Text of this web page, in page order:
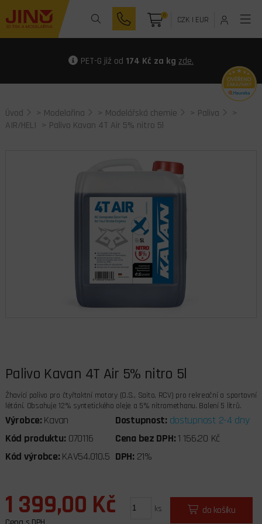
0 CZK| EUR
PET-G již od 174 Kč za kg zde.
Úvod > Modelařina > Modelářská chemie > Paliva
>
AIR/HELI > Palivo Kavan 4T Air 5% nitro 5l
Palivo Kavan 4T Air 5% nitro 5l
Žhavící palivo pro čtyřtaktní motory (O.S., Saito, RCV) pro rekreační a sportovní
létání. Obsahuje 12% syntetického oleje a 5% nitromethanu. Balení 5 litrů.
Výrobce: Kavan Dostupnost: dostupnost 2-4 dny
Kód produktu: 070116 Cena bez DPH:1 156,20 Kč
Kód výrobce: KAV54.010.5 DPH: 21%
1 399,00 Kč ks do košíku